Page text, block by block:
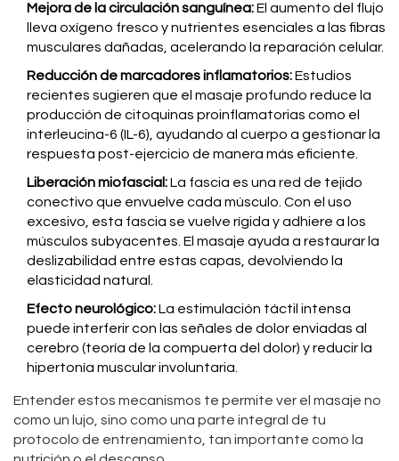
Mejora de la circulación sanguínea:El aumento del flujo
lleva oxígeno fresco y nutrientes esenciales a las fibras
musculares dañadas, acelerando la reparación celular.
Reducción de marcadores inflamatorios:Estudios
recientes sugieren que el masaje profundo reduce la
producción de citoquinas proinflamatorias como el
interleucina-6 (IL-6), ayudando al cuerpo a gestionar la
respuesta post-ejercicio de manera más eficiente.
Liberación miofascial:La fascia es una red de tejido
conectivo que envuelve cada músculo. Con el uso
excesivo, esta fascia se vuelve rígida y adhiere a los
músculos subyacentes. El masaje ayuda a restaurar la
deslizabilidad entre estas capas, devolviendo la
elasticidad natural.
Efecto neurológico:La estimulación táctil intensa
puede interferir con las señales de dolor enviadas al
cerebro (teoría de la compuerta del dolor) y reducir la
hipertonía muscular involuntaria.
Entender estos mecanismos te permite ver el masaje no
como un lujo, sino como una parte integral de tu
protocolo de entrenamiento, tan importante como la